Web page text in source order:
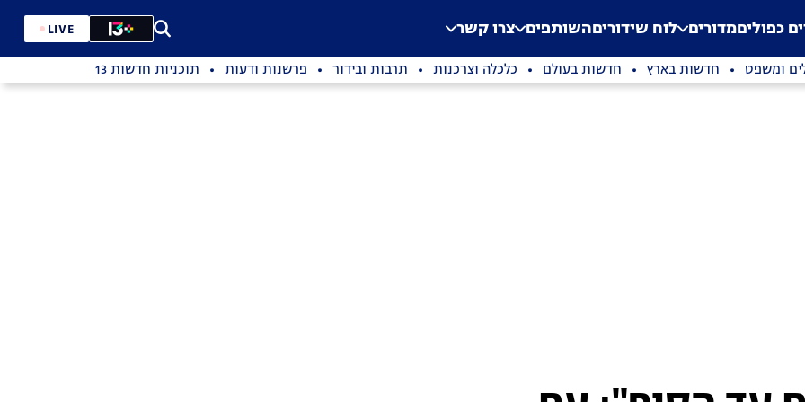
Application error: a
. כפוליםמדורים לוח שידוריםהשותפים צרו קשר LIVE
ומשפט חדשות בארץ חדשות בעולם כלכלה וצרכנות תרבות ובידור פרשנות ודעות תוכניות חדשות 13